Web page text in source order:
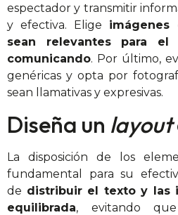
espectador y transmitir
y efectiva. Elige
sean relevantes para el
comunicando. Por último,
genéricas y opta por
sean llamativas y expresivas.
Diseña un layout
La disposición de los
fundamental para su
de distribuir el texto y las
equilibrada, evitando